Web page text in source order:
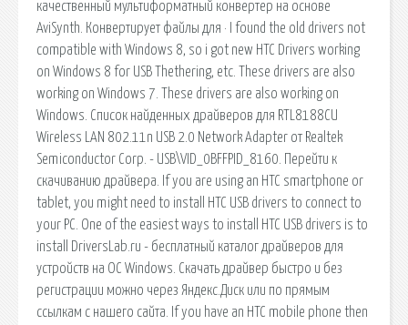
качественный мультиформатный конвертер на основе
AviSynth. Конвертирует файлы для · I found the old drivers not
compatible with Windows 8, so i got new HTC Drivers working
on Windows 8 for USB Thethering, etc. These drivers are also
working on Windows 7. These drivers are also working on
Windows. Список найденных драйверов для RTL8188CU
Wireless LAN 802.11n USB 2.0 Network Adapter от Realtek
Semiconductor Corp. - USB\VID_0BFFPID_8160. Перейти к
скачиванию драйвера. If you are using an HTC smartphone or
tablet, you might need to install HTC USB drivers to connect to
your PC. One of the easiest ways to install HTC USB drivers is to
install DriversLab.ru - бесплатный каталог драйверов для
устройств на ОС Windows. Скачать драйвер быстро и без
регистрации можно через Яндекс.Диск или по прямым
ссылкам с нашего сайта. If you have an HTC mobile phone then